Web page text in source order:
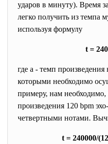
ударов в минуту). Время
легко получить из темпа
используя формулу
t =
где а - темп произведения
которыми необходимо
примеру, нам
произведения 120 bpm
четвертными нотами.
t = 240000/